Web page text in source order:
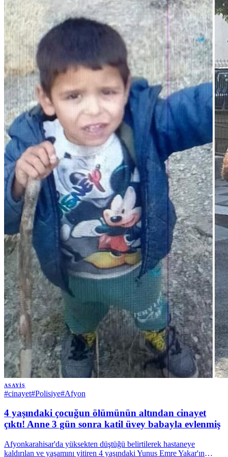
ASAYIŞ
#cinayet#Polisiye#Afyon
4 yaşındaki çocuğun ölümünün altından cinayet
çıktı! Anne 3 gün sonra katil üvey babayla evlenmiş
Afyonkarahisar'da yüksekten düştüğü belirtilerek hastaneye
kaldırılan ve yaşamını yitiren 4 yaşındaki Yunus Emre Yakar'ın